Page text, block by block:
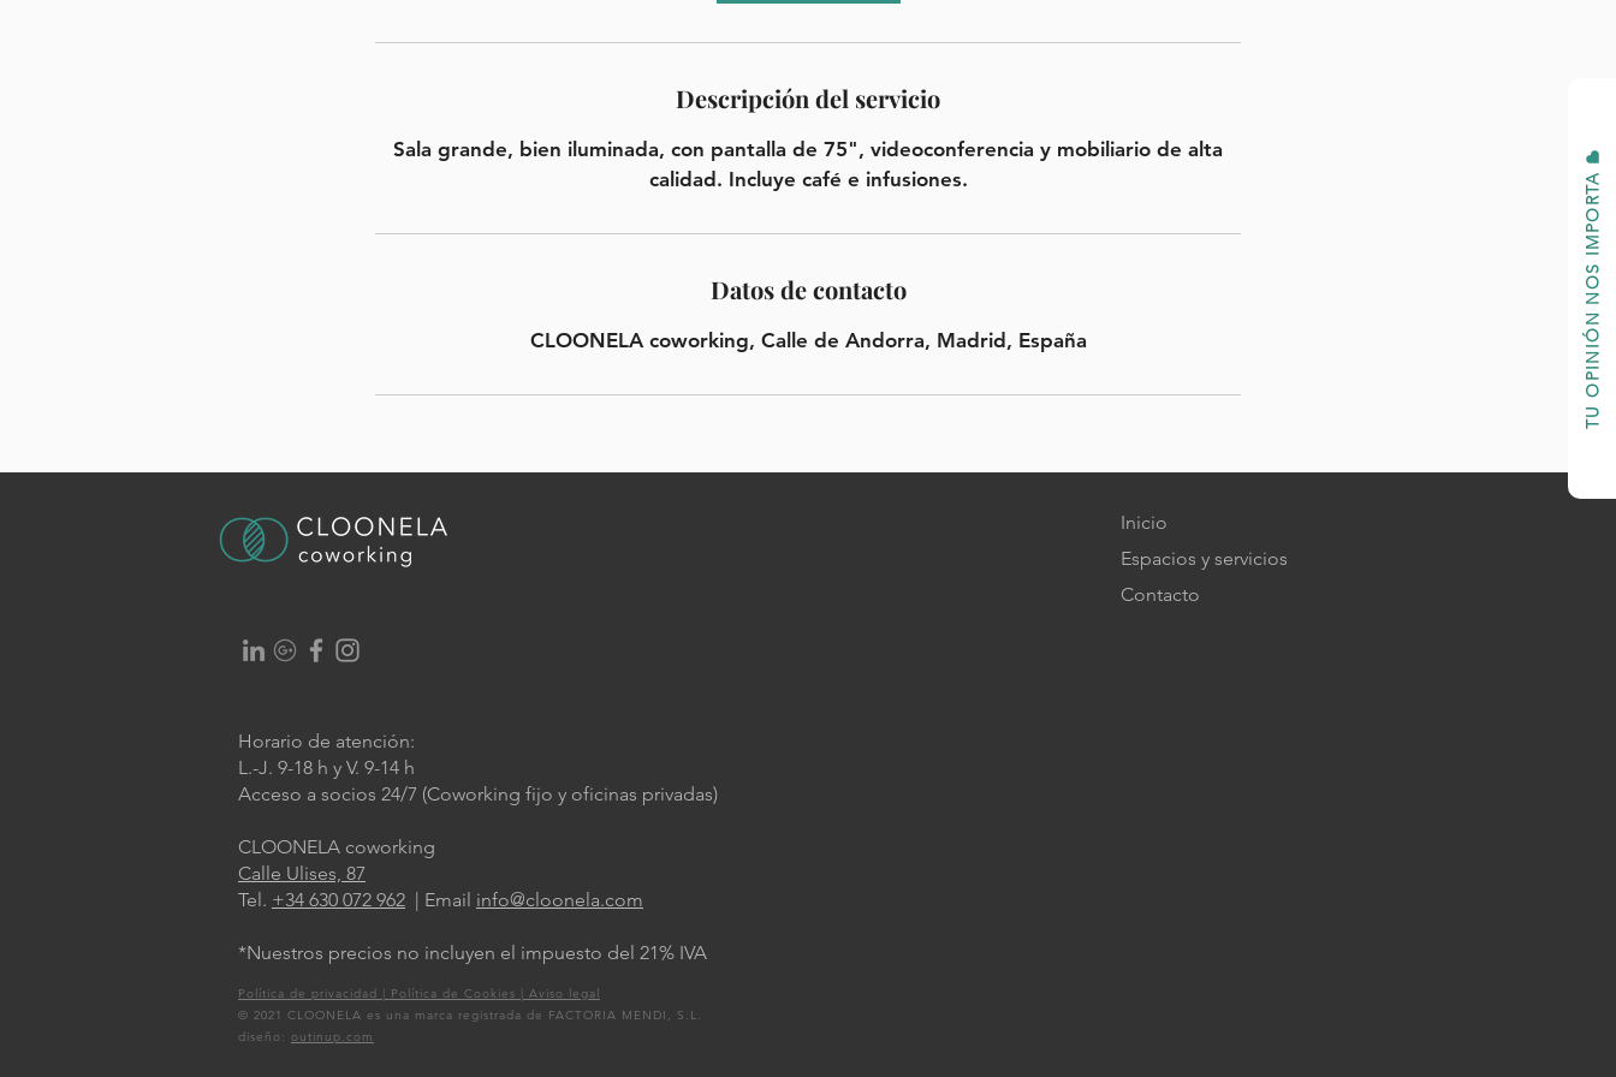
TU OPINIÓN NOS IMPORTA
Descripción del servicio
Sala grande, bien iluminada, con pantalla de 75", videoconferencia y mobiliario de alta
calidad. Incluye café e infusiones.
Datos de contacto
CLOONELA coworking, Calle de Andorra, Madrid, España
Inicio
Espacios y servicios
Contacto
Horario de atención:
L.-J. 9-18 h y V. 9-14 h
Acceso a socios 24/7 (Coworking fijo y oficinas privadas)
CLOONELA coworking
Calle Ulises, 87
Tel. +34 630 072 962 | Email info@cloonela.com
*Nuestros precios no incluyen el impuesto del 21% IVA
Política de privacidad | Política de Cookies | Aviso legal
© 2021 CLOONELA es una marca registrada de FACTORIA MENDI, S.L.
diseño: outinup.com